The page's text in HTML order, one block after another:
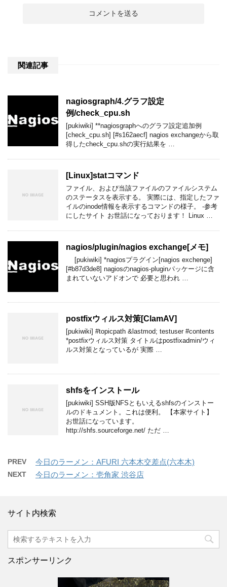
関連記事
nagiosgraph/4.グラフ設定
例/check_cpu.sh
[pukiwiki] **nagiosgraphへのグラフ設定追加例
[check_cpu.sh] [#s162aecf] nagios exchangeから取
得したcheck_cpu.shの実行結果を …
[Linux]statコマンド
ファイル、および当該ファイルのファイルシステム
のステータスを表示する。 実際には、指定したファ
イルのinode情報を表示するコマンドの様子。 -参考
にしたサイト お世話になっております！ Linux …
nagios​/plugin​/nagios exchange[メモ]
[pukiwiki] *nagiosプラグイン[nagios exchenge]
[#b87d3de8] nagiosのnagios-pluginパッケージに含
まれていないアドオンで 必要と思われ …
postfixウィルス対策[ClamAV]
[pukiwiki] #topicpath &lastmod; testuser #contents
*postfixウィルス対策 タイトルはpostfixadmin/ウィ
ルス対策となっているが 実際 …
shfsをインストール
[pukiwiki] SSH版NFSともいえるshfsのインストー
ルのドキュメント。これは便利。 【本家サイト】
お世話になっています。
http://shfs.sourceforge.net/ ただ …
PREV 今日のラーメン：AFURI 六本木交差点(六本木)
NEXT 今日のラーメン：壱角家 渋谷店
サイト内検索
スポンサーリンク